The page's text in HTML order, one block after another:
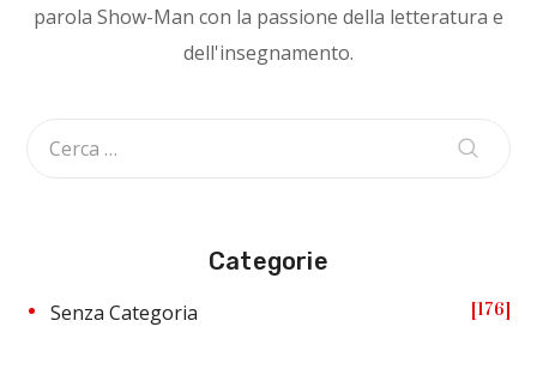
parola Show-Man con la passione della letteratura e
dell'insegnamento.
Categorie
Senza Categoria 176